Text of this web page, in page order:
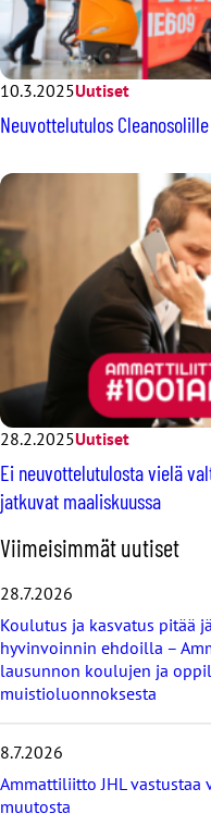
10.3.2025Uutiset
Neuvottelutulos Cleanosolille
28.2.2025Uutiset
Ei neuvottelutulosta vielä
jatkuvat maaliskuussa
O
h
i
t
a
v
i
i
i
s
i
Viimeisimmät uutiset
28.7.2026
Koulutus ja kasvatus pitää
hyvinvoinnin ehdoilla –
lausunnon koulujen ja
muistioluonnoksesta
8.7.2026
Ammattiliitto JHL
muutosta